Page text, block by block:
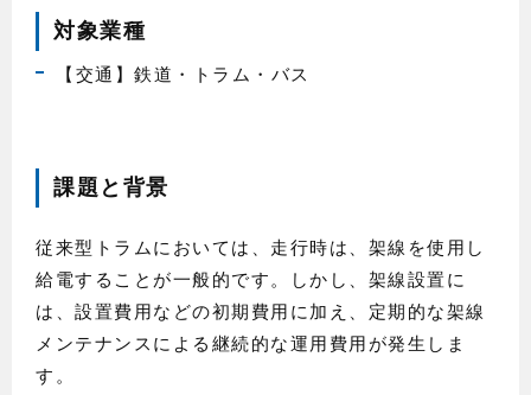
対象業種
【交通】鉄道・トラム・バス
課題と背景
従来型トラムにおいては、走行時は、架線を使用し
給電することが一般的です。しかし、架線設置に
は、設置費用などの初期費用に加え、定期的な架線
メンテナンスによる継続的な運用費用が発生しま
す。